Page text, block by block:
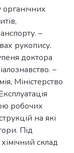
–
рукопису.
доктора
–
Міністерство
робочих
на які
Під
склад